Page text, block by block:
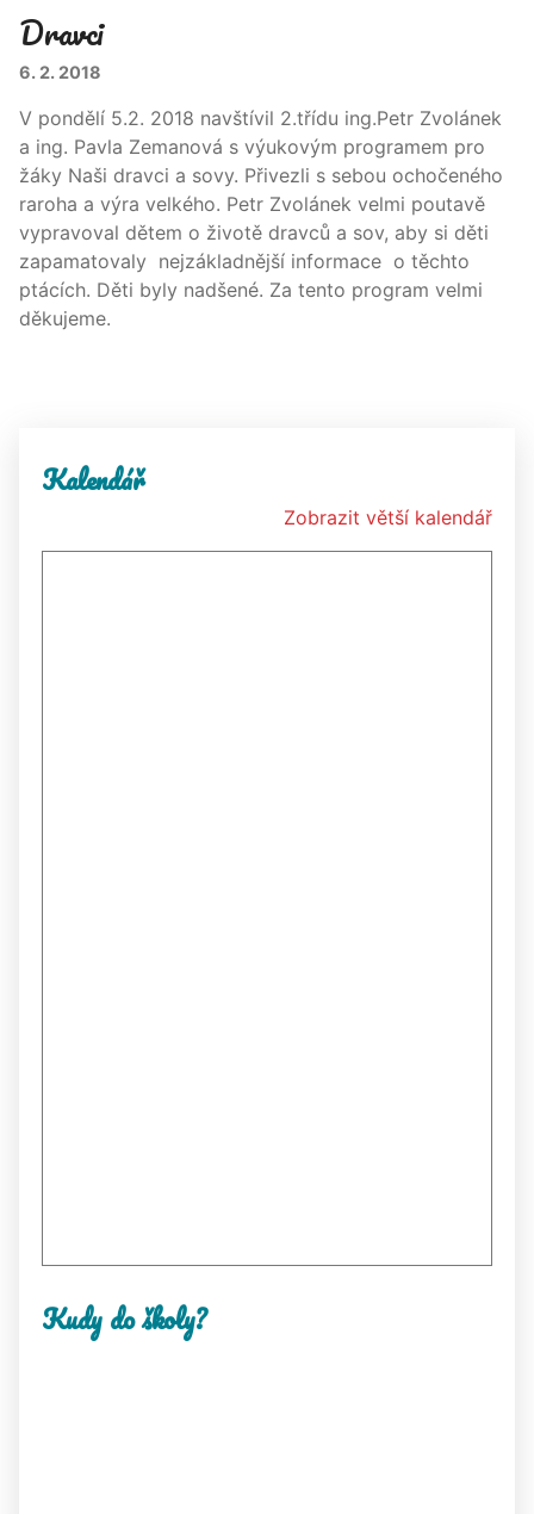
Dravci
6. 2. 2018
V pondělí 5.2. 2018 navštívil 2.třídu ing.Petr Zvolánek
a ing. Pavla Zemanová s výukovým programem pro
žáky Naši dravci a sovy. Přivezli s sebou ochočeného
raroha a výra velkého. Petr Zvolánek velmi poutavě
vypravoval dětem o životě dravců a sov, aby si děti
zapamatovaly nejzákladnější informace o těchto
ptácích. Děti byly nadšené. Za tento program velmi
děkujeme.
Kalendář
Zobrazit větší kalendář
Kudy do školy?